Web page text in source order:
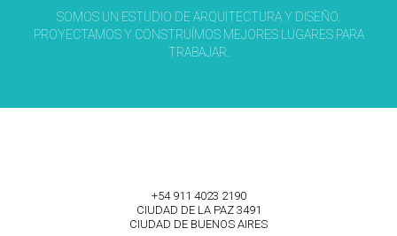
SOMOS UN ESTUDIO DE ARQUITECTURA Y DISEÑO.
PROYECTAMOS Y CONSTRUÍMOS MEJORES LUGARES PARA
TRABAJAR.
+54 911 4023 2190
CIUDAD DE LA PAZ 3491
CIUDAD DE BUENOS AIRES